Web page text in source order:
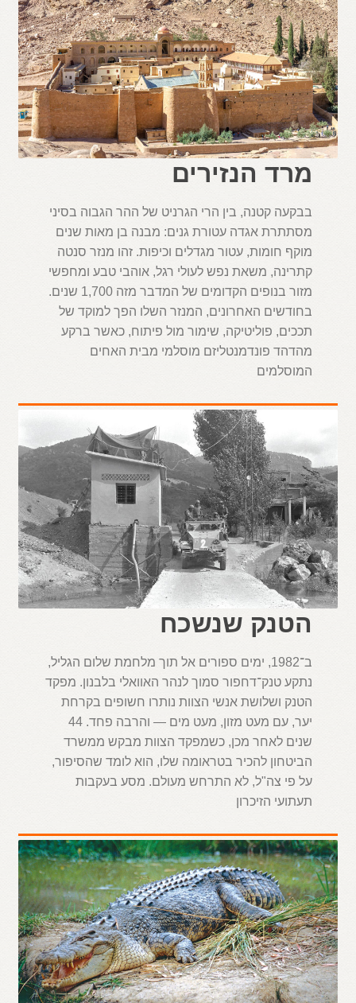
מרד הנזירים
בבקעה קטנה, בין הרי הגרניט של ההר הגבוה בסיני
מסתתרת אגדה עטורת גנים: מבנה בן מאות שנים
מוקף חומות, עטור מגדלים וכיפות. זהו מנזר סנטה
קתרינה, משאת נפש לעולי רגל, אוהבי טבע ומחפשי
מזור בנופים הקדומים של המדבר מזה 1,700 שנים.
בחודשים האחרונים, המנזר השלו הפך למוקד של
תככים, פוליטיקה, שימור מול פיתוח, כאשר ברקע
מהדהד פונדמנטליזם מוסלמי מבית האחים
המוסלמים
הטנק שנשכח
ב־1982, ימים ספורים אל תוך מלחמת שלום הגליל,
נתקע טנק־דחפור סמוך לנהר האוואלי בלבנון. מפקד
הטנק ושלושת אנשי הצוות נותרו חשופים בקרחת
יער, עם מעט מזון, מעט מים — והרבה פחד. 44
שנים לאחר מכן, כשמפקד הצוות מבקש ממשרד
הביטחון להכיר בטראומה שלו, הוא לומד שהסיפור,
על פי צה"ל, לא התרחש מעולם. מסע בעקבות
תעתועי הזיכרון